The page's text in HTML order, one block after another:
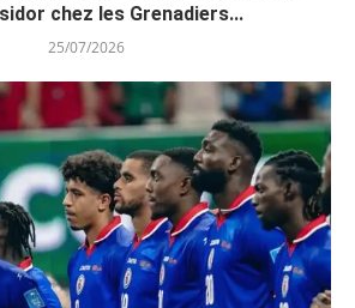
chez les Grenadiers...
25/07/2026